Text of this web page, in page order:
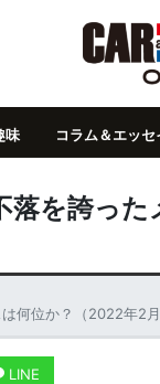
味 コラム＆エッセ
落を誇っ
何位か？（2022年2月
LINE